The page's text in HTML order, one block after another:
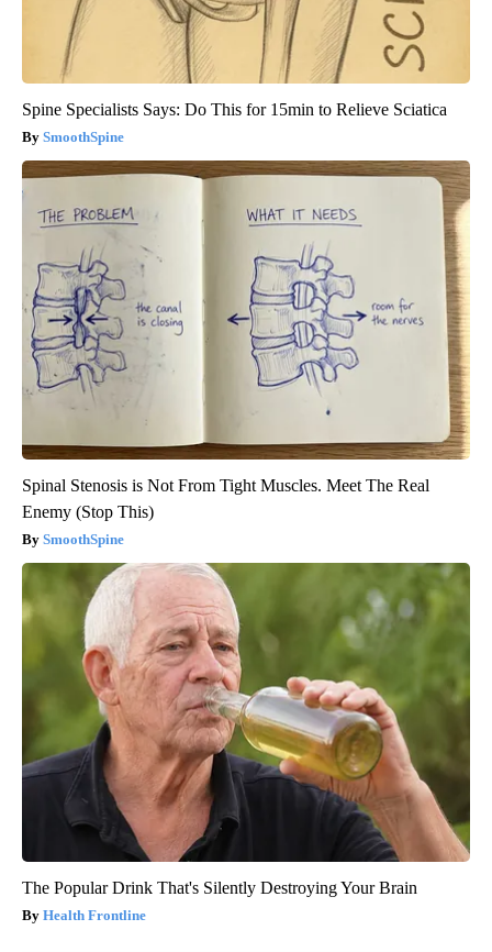
Spine Specialists Says: Do This for 15min to Relieve Sciatica
SmoothSpine
Spinal Stenosis is Not From Tight Muscles. Meet The Real
Enemy (Stop This)
SmoothSpine
The Popular Drink That's Silently Destroying Your Brain
Health Frontline